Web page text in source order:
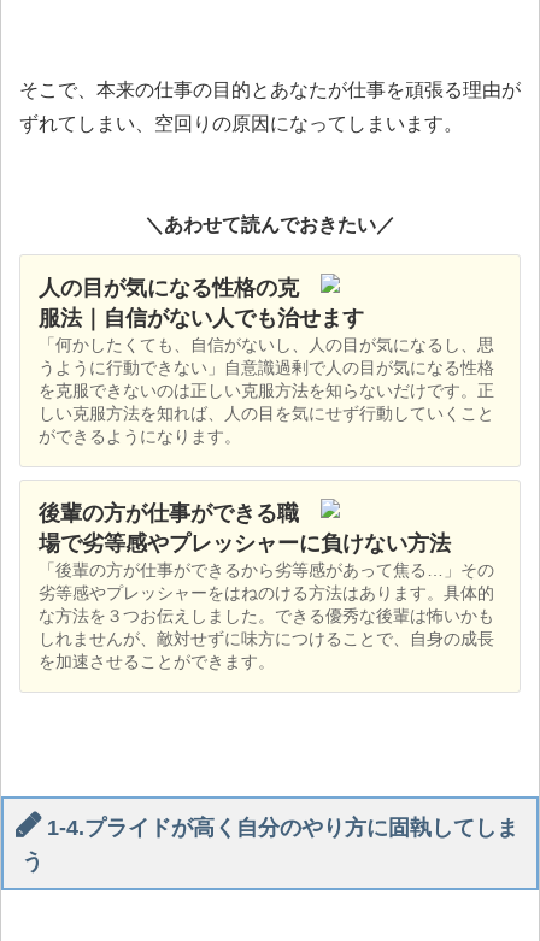
そこで、本来の仕事の目的とあなたが仕事を頑張る理由が
ずれてしまい、空回りの原因になってしまいます。
＼あわせて読んでおきたい／
人の目が気になる性格の克
服法｜自信がない人でも治せます
「何かしたくても、自信がないし、人の目が気になるし、思
うように行動できない」自意識過剰で人の目が気になる性格
を克服できないのは正しい克服方法を知らないだけです。正
しい克服方法を知れば、人の目を気にせず行動していくこと
ができるようになります。
後輩の方が仕事ができる職
場で劣等感やプレッシャーに負けない方法
「後輩の方が仕事ができるから劣等感があって焦る…」その
劣等感やプレッシャーをはねのける方法はあります。具体的
な方法を３つお伝えしました。できる優秀な後輩は怖いかも
しれませんが、敵対せずに味方につけることで、自身の成長
を加速させることができます。
1-4.プライドが高く自分のやり方に固執してしま
う